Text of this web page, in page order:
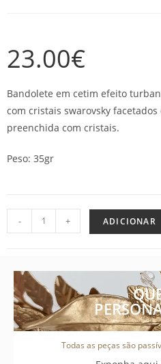
23.00€
Bandolete em cetim efeito
com cristais swarovsky
preenchida com cristais.
Peso: 35gr
- + ADICIONAR
Todas as peças são